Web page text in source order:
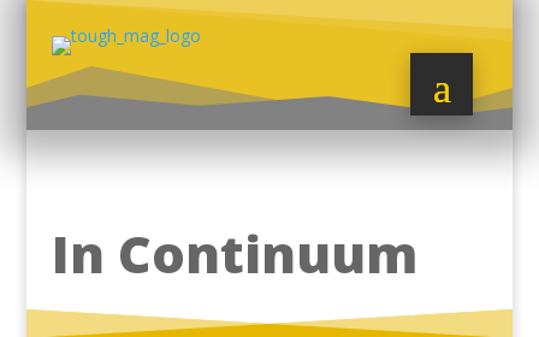
In Continuum